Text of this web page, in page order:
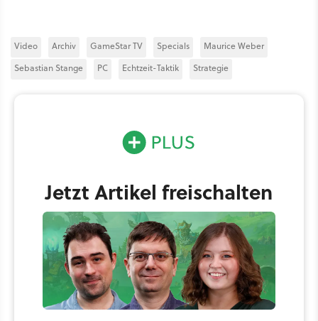
Video Archiv GameStar TV Specials
Maurice Weber
Sebastian Stange
PC Echtzeit-Taktik Strategie
Jetzt Artikel freischalten